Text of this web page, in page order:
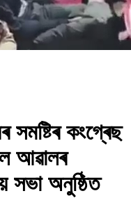
সমষ্টিৰ কংগ্ৰেছ
আৱালৰ
সভা অনুষ্ঠিত